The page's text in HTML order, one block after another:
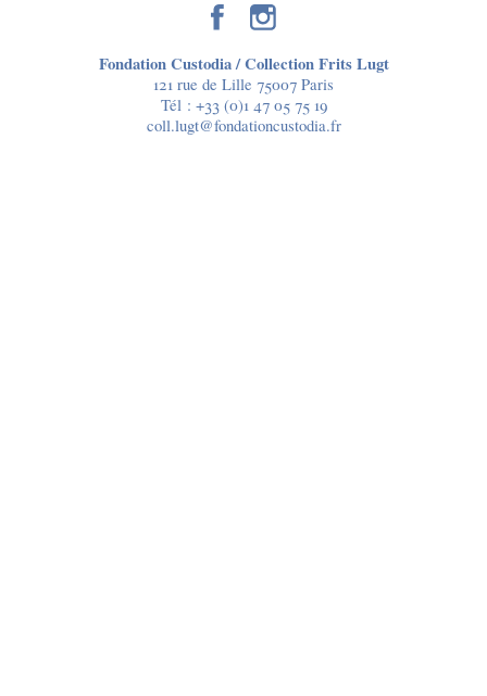
Fondation Custodia / Collection Frits Lugt
121 rue de Lille 75007 Paris
Tél : +33 (0)1 47 05 75 19
coll.lugt@fondationcustodia.fr